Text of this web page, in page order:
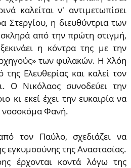
καλείται ν' αντιμετωπίσει
Στεργίου, η διευθύντρια των
από την πρώτη στιγμή,
η κόντρα της με την
των φυλακών. Η Χλόη
Ελευθερίας και καλεί τον
Ο Νικόλαος συνοδεύει την
κι εκεί έχει την ευκαιρία να
νοσοκόμα Φανή.
τον Παύλο, σχεδιάζει να
εγκυμοσύνης της Αναστασίας.
έρχονται κοντά λόγω της